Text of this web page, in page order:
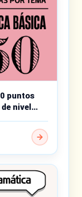
puntos
nivel